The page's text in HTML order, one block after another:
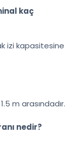
kaç
izi kapasitesine
m arasındadır.
nedir?